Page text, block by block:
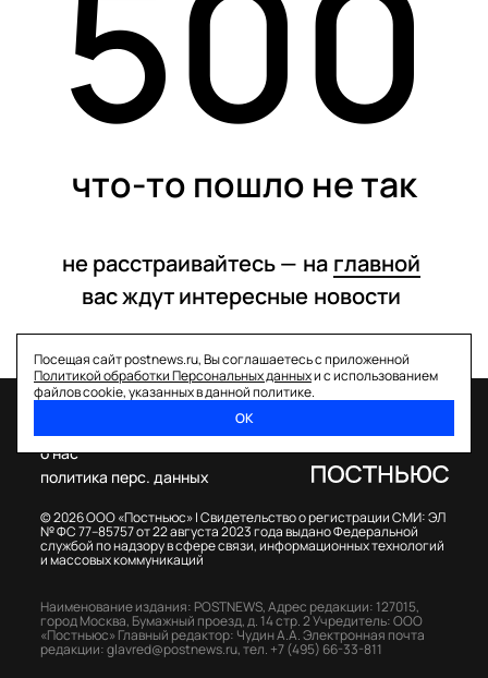
что-то пошло не так
не расстраивайтесь — на главной
вас ждут интересные новости
Посещая сайт postnews.ru, Вы соглашаетесь с приложенной
Политикой обработки Персональных данныхи с использованием
файлов cookie, указанных в данной политике.
ОК
© 2026 ООО «Постньюс» |Свидетельство о регистрации СМИ: ЭЛ
№ ФС 77–85757 от 22 августа 2023 года выдано Федеральной
службой по надзору в сфере связи, информационных технологий
и массовых коммуникаций
о нас
политика перс. данных
Наименование издания: POSTNEWS,Адрес редакции: 127015,
город Москва, Бумажный проезд, д. 14 стр. 2Учредитель: ООО
«Постньюс» Главный редактор: Чудин А.А.Электронная почта
редакции:glavred@postnews.ru,тел. +7 (495) 66-33-811